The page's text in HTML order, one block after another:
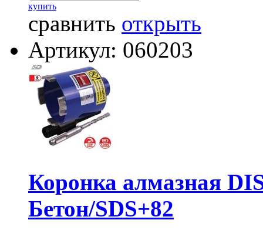
купить
сравнить открыть
Артикул: 060203
Коронка алмазная
Бетон/SDS+82